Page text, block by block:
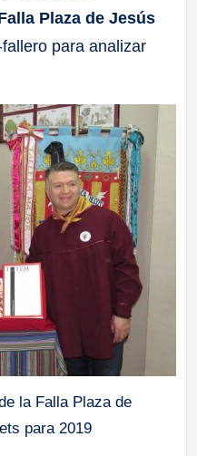
Plaza de Jesús
para analizar
la Falla Plaza de
para 2019